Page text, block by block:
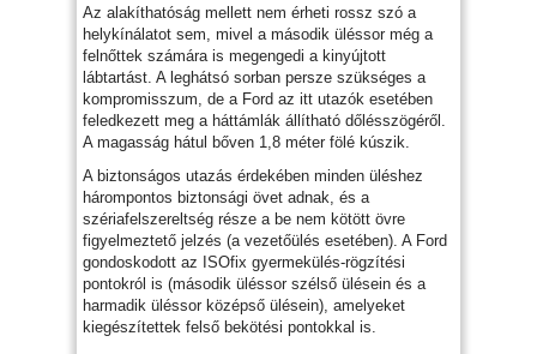
Az alakíthatóság mellett nem érheti rossz szó a
helykínálatot sem, mivel a második üléssor még a
felnőttek számára is megengedi a kinyújtott
lábtartást. A leghátsó sorban persze szükséges a
kompromisszum, de a Ford az itt utazók esetében
feledkezett meg a háttámlák állítható dőlésszögéről.
A magasság hátul bőven 1,8 méter fölé kúszik.
A biztonságos utazás érdekében minden üléshez
hárompontos biztonsági övet adnak, és a
szériafelszereltség része a be nem kötött övre
figyelmeztető jelzés (a vezetőülés esetében). A Ford
gondoskodott az ISOfix gyermekülés-rögzítési
pontokról is (második üléssor szélső ülésein és a
harmadik üléssor középső ülésein), amelyeket
kiegészítettek felső bekötési pontokkal is.